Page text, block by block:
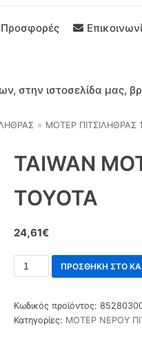
Προσφορές
στην ιστοσελίδα μας,
» ΜΟΤΕΡ ΠΙΤΣΙΛΗΘΡΑΣ
TAIWAN
TOYOTA
24,61€
ΠΡΟΣΘΉΚΗ ΣΤΟ
Κωδικός προϊόντος:
Κατηγορίες: ΜΟΤΕΡ ΝΕΡΟΥ